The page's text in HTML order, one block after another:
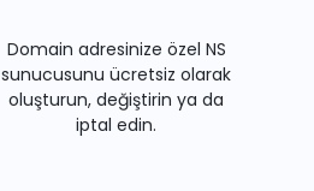
Domain adresinize özel NS
sunucusunu ücretsiz olarak
oluşturun, değiştirin ya da
iptal edin.